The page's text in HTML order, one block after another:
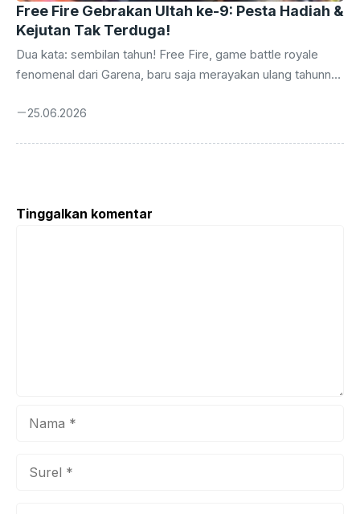
Free Fire Gebrakan Ultah ke-9: Pesta Hadiah &
Kejutan Tak Terduga!
Dua kata: sembilan tahun! Free Fire, game battle royale
fenomenal dari Garena, baru saja merayakan ulang tahunnya
euforia. Sebagai bentuk apresiasi kepada jutaan pemain
sebuah pesta besar yang dirancang untuk memberikan
25.06.2026
Tinggalkan komentar